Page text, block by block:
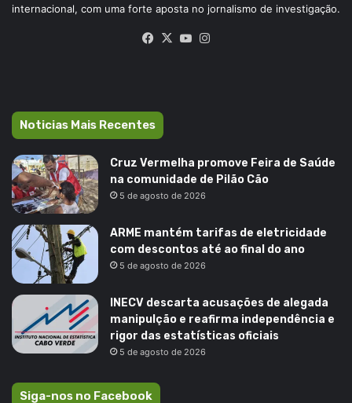
internacional, com uma forte aposta no jornalismo de investigação.
Facebook
X YouTube
Noticias Mais Recentes
Cruz Vermelha promove Feira de Saúde
na comunidade de Pilão Cão
5 de agosto de 2026
ARME mantém tarifas de eletricidade
com descontos até ao final do ano
5 de agosto de 2026
INECV descarta acusações de alegada
manipulção e reafirma independência e
rigor das estatísticas oficiais
5 de agosto de 2026
Siga-nos no Facebook